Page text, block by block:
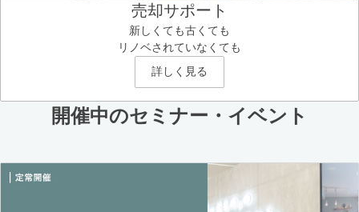
売却サポート
新しくても古くても
リノベされていなくても
詳しく見る
開催中のセミナー・イベント